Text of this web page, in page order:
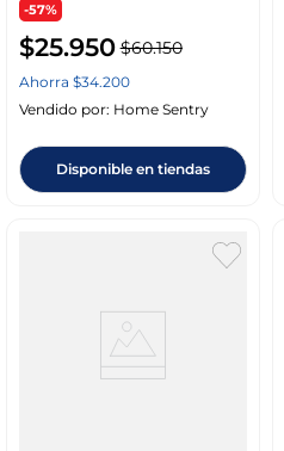
-57%
$25.950 $60.150
Ahorra $34.200
Vendido por: Home Sentry
Disponible en tiendas